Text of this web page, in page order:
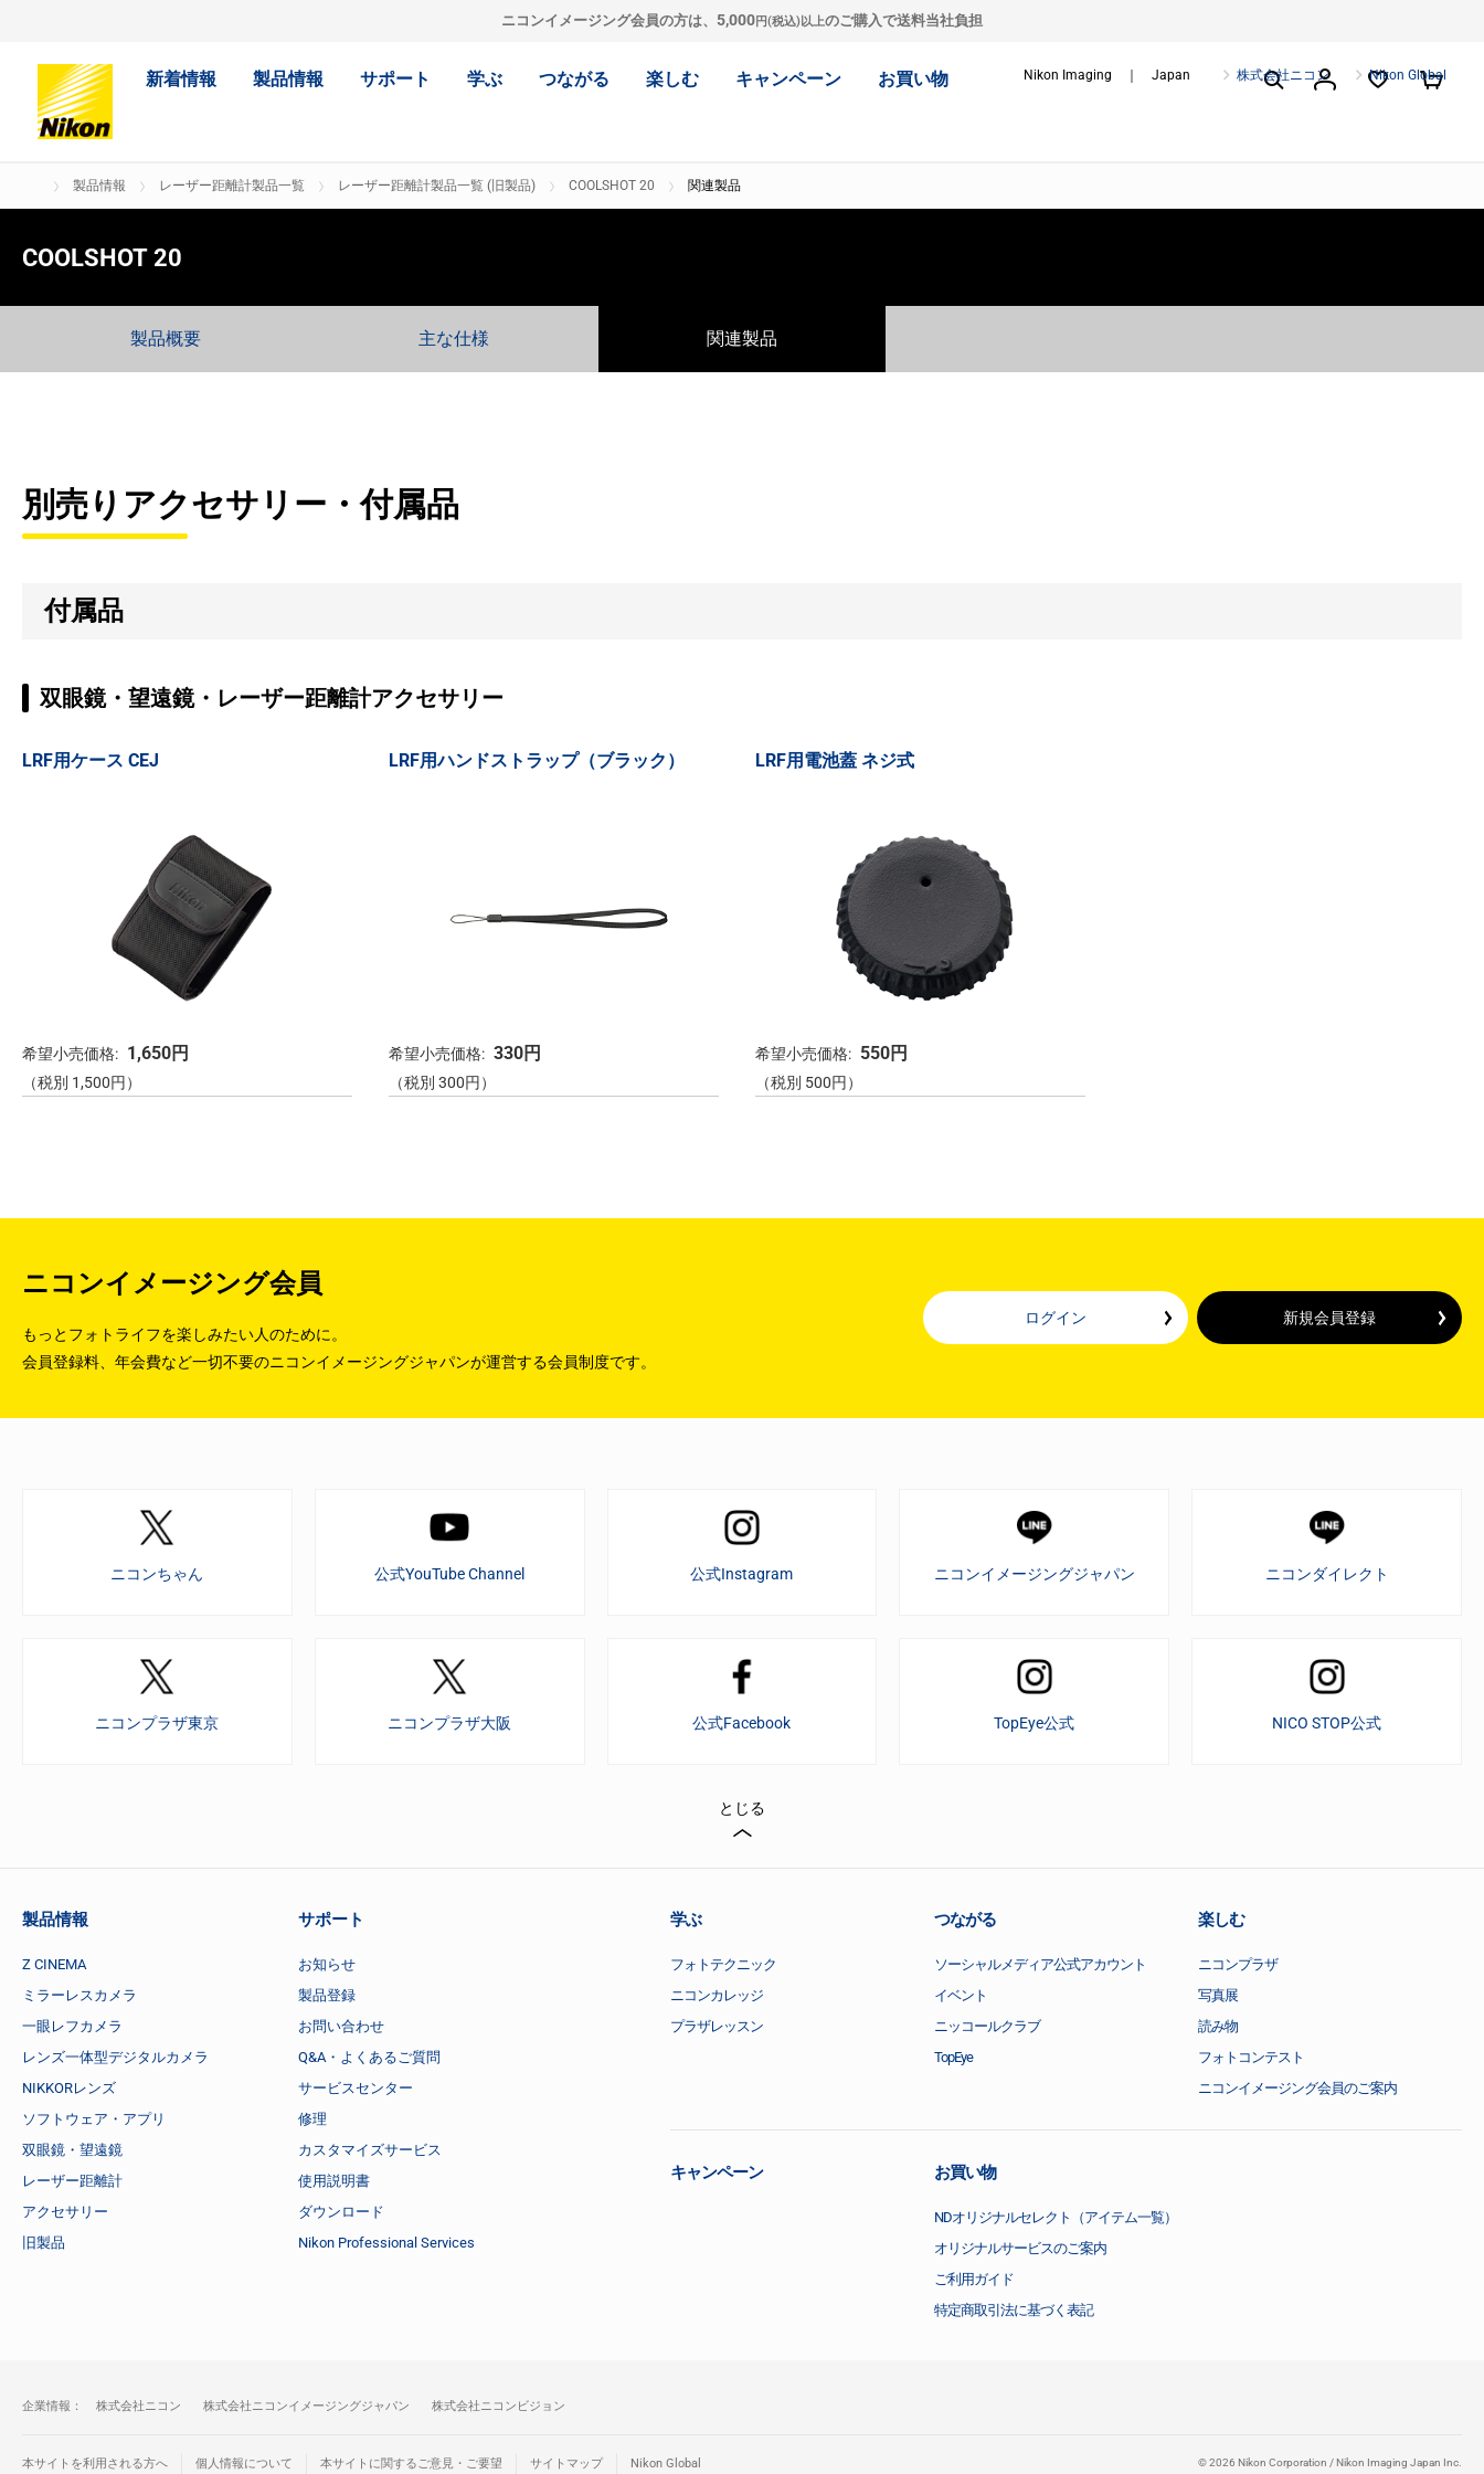
ニコンイメージング会員の方は、 5,000円(税込)以上のご購入で送料当社負担
新着情報 製品情報 サポート 学ぶ つながる 楽しむ キャンペーン お買い物 Nikon Imaging ｜ Japan 株式会社ニコン Nikon Global
製品情報 レーザー距離計製品一覧 レーザー距離計製品一覧 (旧製品) COOLSHOT 20 関連製品
COOLSHOT 20
製品概要 主な仕様 関連製品
別売りアクセサリー・付属品
付属品
双眼鏡・望遠鏡・レーザー距離計アクセサリー
LRF用ケース CEJ
希望小売価格: 1,650円
（税別 1,500円）
LRF用ハンドストラップ（ブラック）
希望小売価格: 330円
（税別 300円）
LRF用電池蓋 ネジ式
希望小売価格: 550円
（税別 500円）
ニコンイメージング会員
もっとフォトライフを楽しみたい人のために。
会員登録料、年会費など一切不要のニコンイメージングジャパンが運営する会員制度です。
ログイン 新規会員登録
ニコンちゃん 公式YouTube Channel 公式Instagram ニコンイメージングジャパン ニコンダイレクト
ニコンプラザ東京 ニコンプラザ大阪 公式Facebook TopEye公式 NICO STOP公式
とじる
製品情報
Z CINEMA
ミラーレスカメラ
一眼レフカメラ
レンズ一体型デジタルカメラ
NIKKORレンズ
ソフトウェア・アプリ
双眼鏡・望遠鏡
レーザー距離計
アクセサリー
旧製品
サポート
お知らせ
製品登録
お問い合わせ
Q&A・よくあるご質問
サービスセンター
修理
カスタマイズサービス
使用説明書
ダウンロード
Nikon Professional Services
学ぶ
フォトテクニック
ニコンカレッジ
プラザレッスン
つながる
ソーシャルメディア公式アカウント
イベント
ニッコールクラブ
TopEye
楽しむ
ニコンプラザ
写真展
読み物
フォトコンテスト
ニコンイメージング会員のご案内
キャンペーン お買い物
NDオリジナルセレクト（アイテム一覧）
オリジナルサービスのご案内
ご利用ガイド
特定商取引法に基づく表記
企業情報： 株式会社ニコン 株式会社ニコンイメージングジャパン 株式会社ニコンビジョン
本サイトを利用される方へ 個人情報について 本サイトに関するご意見・ご要望 サイトマップ Nikon Global ©2026 Nikon Corporation / Nikon Imaging Japan Inc.